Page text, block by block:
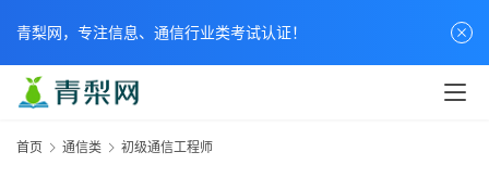
首页 通信类 初级通信工程师
青梨网，专注信息、通信行业类考试认证！